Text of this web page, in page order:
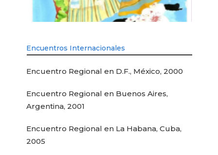
Encuentros Internacionales
Encuentro Regional en D.F., México, 2000
Encuentro Regional en Buenos Aires,
Argentina, 2001
Encuentro Regional en La Habana, Cuba,
2005